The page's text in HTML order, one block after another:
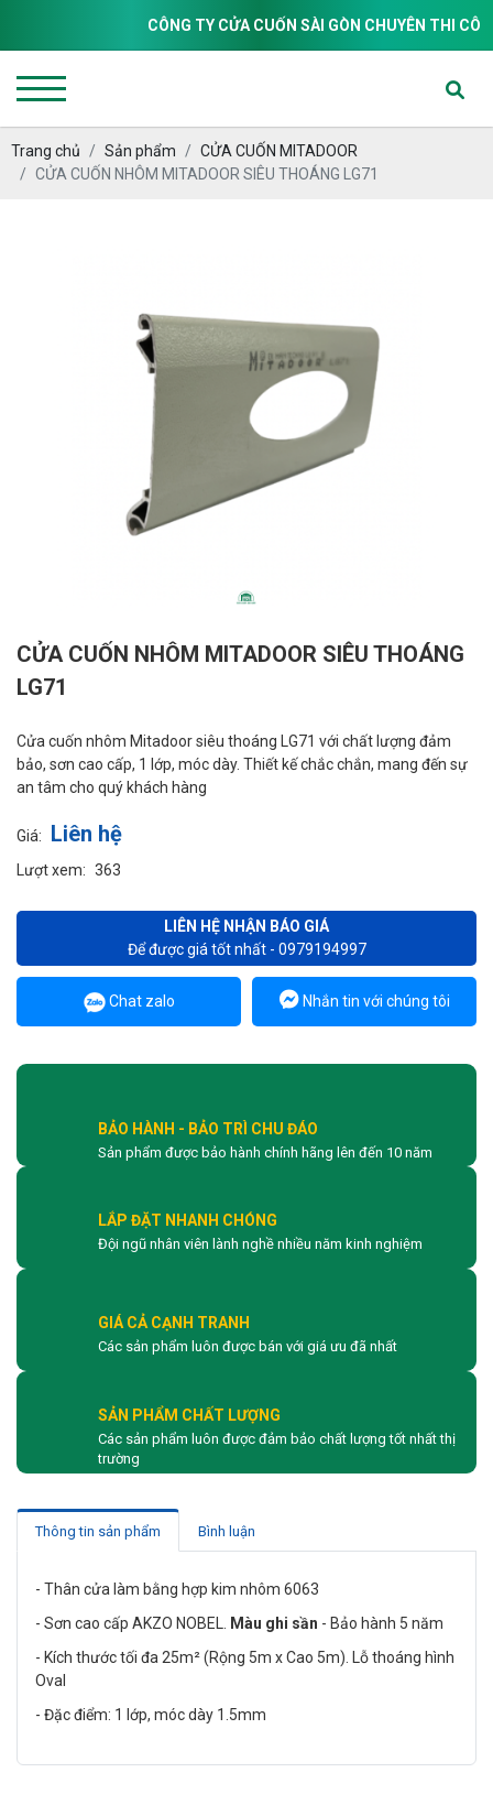
CÔNG TY CỬA CUỐN SÀI GÒN CHUYÊN THI
Trang chủ Sản phẩm
CỬA CUỐN MITADOOR
CỬA CUỐN NHÔM MITADOOR SIÊU THOÁNG LG71
CỬA CUỐN NHÔM MITADOOR SIÊU THOÁNG
LG71
Cửa cuốn nhôm Mitadoor siêu thoáng LG71 với chất lượng đảm
bảo, sơn cao cấp, 1 lớp, móc dày. Thiết kế chắc chắn, mang đến sự
an tâm cho quý khách hàng
Giá: Liên hệ
Lượt xem: 363
LIÊN HỆ NHẬN BÁO GIÁ
Để được giá tốt nhất - 0979194997
Chat zalo Nhắn tin với chúng tôi
BẢO HÀNH - BẢO TRÌ CHU ĐÁO
Sản phẩm được bảo hành chính hãng lên đến 10 năm
LẮP ĐẶT NHANH CHÓNG
Đội ngũ nhân viên lành nghề nhiều năm kinh nghiệm
GIÁ CẢ CẠNH TRANH
Các sản phẩm luôn được bán với giá ưu đã nhất
SẢN PHẨM CHẤT LƯỢNG
Các sản phẩm luôn được đảm bảo chất lượng tốt nhất thị
trường
Thông tin sản phẩm Bình luận
- Thân cửa làm bằng hợp kim nhôm 6063
- Sơn cao cấp AKZO NOBEL. Màu ghi sần - Bảo hành 5 năm
- Kích thước tối đa 25m² (Rộng 5m x Cao 5m). Lỗ thoáng hình
Oval
- Đặc điểm: 1 lớp, móc dày 1.5mm